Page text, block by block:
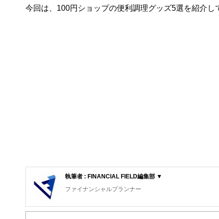
今回は、100円ショップの便利調理グッズ5選を紹介し
執筆者 : FINANCIAL FIELD編集部 ▼
ファイナンシャルプランナー
FinancialField編集部は、金融、経済に関する記事を、日